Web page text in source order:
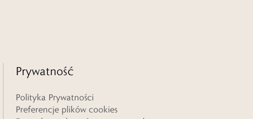
Prywatność
Polityka Prywatności
Preferencje plików cookies